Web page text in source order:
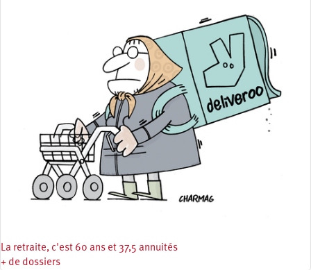
La retraite, c'est 60 ans et 37,5 annuités
+ de dossiers